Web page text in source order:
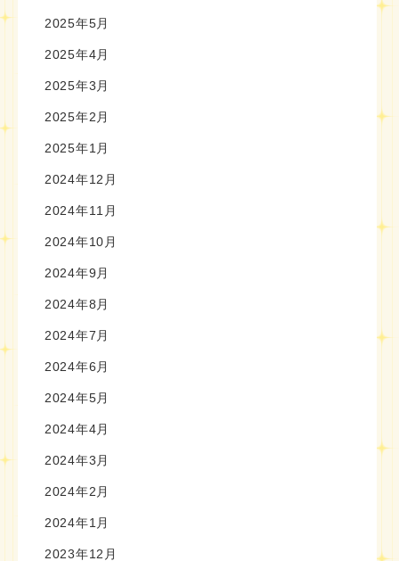
2025年5月
2025年4月
2025年3月
2025年2月
2025年1月
2024年12月
2024年11月
2024年10月
2024年9月
2024年8月
2024年7月
2024年6月
2024年5月
2024年4月
2024年3月
2024年2月
2024年1月
2023年12月